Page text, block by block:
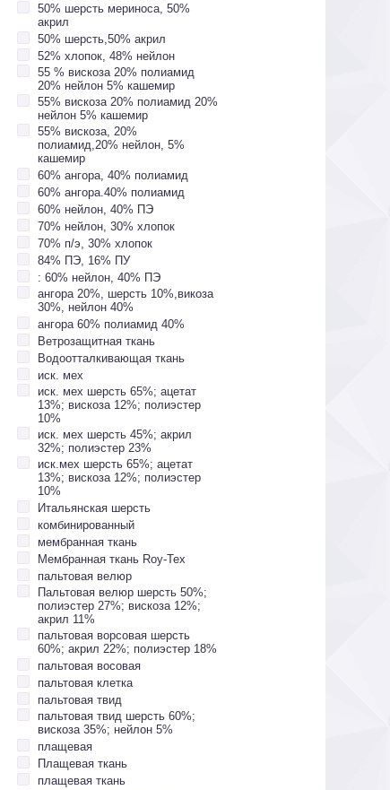
50% шерсть мериноса, 50%
акрил
50% шерсть,50% акрил
52% хлопок, 48% нейлон
55 % вискоза 20% полиамид
20% нейлон 5% кашемир
55% вискоза 20% полиамид 20%
нейлон 5% кашемир
55% вискоза, 20%
полиамид,20% нейлон, 5%
кашемир
60% ангора, 40% полиамид
60% ангора.40% полиамид
60% нейлон, 40% ПЭ
70% нейлон, 30% хлопок
70% п/э, 30% хлопок
84% ПЭ, 16% ПУ
: 60% нейлон, 40% ПЭ
ангора 20%, шерсть 10%,викоза
30%, нейлон 40%
ангора 60% полиамид 40%
Ветрозащитная ткань
Водоотталкивающая ткань
иск. мех
иск. мех шерсть 65%; ацетат
13%; вискоза 12%; полиэстер
10%
иск. мех шерсть 45%; акрил
32%; полиэстер 23%
иск.мех шерсть 65%; ацетат
13%; вискоза 12%; полиэстер
10%
Итальянская шерсть
комбинированный
мембранная ткань
Мембранная ткань Roy-Tex
пальтовая велюр
Пальтовая велюр шерсть 50%;
полиэстер 27%; вискоза 12%;
акрил 11%
пальтовая ворсовая шерсть
60%; акрил 22%; полиэстер 18%
пальтовая восовая
пальтовая клетка
пальтовая твид
пальтовая твид шерсть 60%;
вискоза 35%; нейлон 5%
плащевая
Плащевая ткань
плащевая ткань